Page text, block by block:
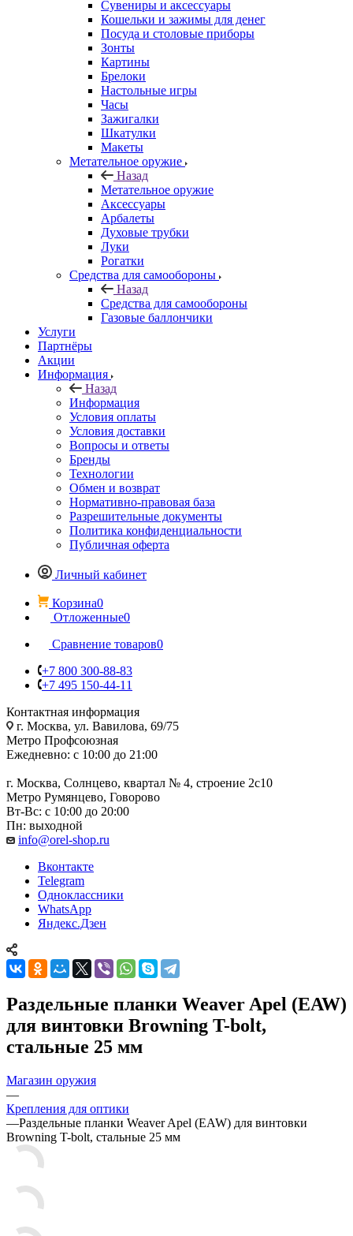
Сувениры и аксессуары
Кошельки и зажимы для денег
Посуда и столовые приборы
Зонты
Картины
Брелоки
Настольные игры
Часы
Зажигалки
Шкатулки
Макеты
Метательное оружие
Назад
Метательное оружие
Аксессуары
Арбалеты
Духовые трубки
Луки
Рогатки
Средства для самообороны
Назад
Средства для самообороны
Газовые баллончики
Услуги
Партнёры
Акции
Информация
Назад
Информация
Условия оплаты
Условия доставки
Вопросы и ответы
Бренды
Технологии
Обмен и возврат
Нормативно-правовая база
Разрешительные документы
Политика конфиденциальности
Публичная оферта
Личный кабинет
Корзина0
Отложенные0
Сравнение товаров0
+7 800 300-88-83
+7 495 150-44-11
Контактная информация
г. Москва, ул. Вавилова, 69/75
Метро Профсоюзная
Ежедневно: с 10:00 до 21:00
г. Москва, Солнцево, квартал № 4, строение 2с10
Метро Румянцево, Говорово
Вт-Вс: с 10:00 до 20:00
Пн: выходной
info@orel-shop.ru
Вконтакте
Telegram
Одноклассники
WhatsApp
Яндекс.Дзен
Раздельные планки Weaver Apel (EAW)
для винтовки Browning T-bolt,
стальные 25 мм
Магазин оружия
—
Крепления для оптики
—Раздельные планки Weaver Apel (EAW) для винтовки
Browning T-bolt, стальные 25 мм